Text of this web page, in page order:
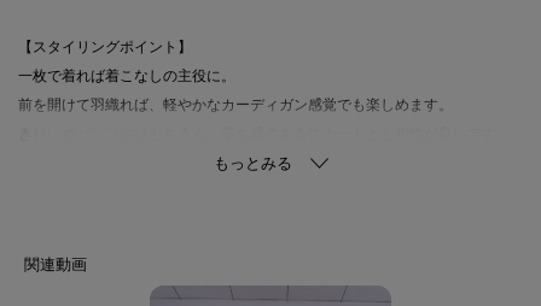
【スタイリングポイント】
一枚で着れば着こなしの主役に。
前を開けて羽織れば、軽やかなカーディガン感覚でも楽しめます。
袖を少したくし上げると、より軽快な印象で着用いただけます。